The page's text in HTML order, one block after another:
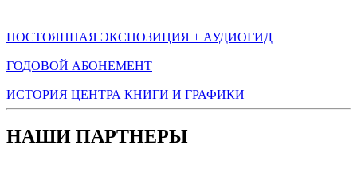
ПОСТОЯННАЯ ЭКСПОЗИЦИЯ + АУДИОГИД
ГОДОВОЙ АБОНЕМЕНТ
ИСТОРИЯ ЦЕНТРА КНИГИ И ГРАФИКИ
НАШИ ПАРТНЕРЫ